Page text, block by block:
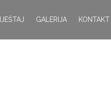
GALERIJA KONTAKT